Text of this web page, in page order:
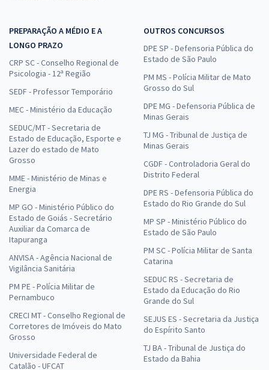
PREPARAÇÃO A MÉDIO E A
LONGO PRAZO
CRP SC - Conselho Regional de
Psicologia - 12ª Região
SEDF - Professor Temporário
MEC - Ministério da Educação
SEDUC/MT - Secretaria de
Estado de Educação, Esporte e
Lazer do estado de Mato
Grosso
MME - Ministério de Minas e
Energia
MP GO - Ministério Público do
Estado de Goiás - Secretário
Auxiliar da Comarca de
Itapuranga
ANVISA - Agência Nacional de
Vigilância Sanitária
PM PE - Polícia Militar de
Pernambuco
CRECI MT - Conselho Regional de
Corretores de Imóveis do Mato
Grosso
Universidade Federal de
Catalão - UFCAT
OUTROS CONCURSOS
DPE SP - Defensoria Pública do
Estado de São Paulo
PM MS - Polícia Militar de Mato
Grosso do Sul
DPE MG - Defensoria Pública de
Minas Gerais
TJ MG - Tribunal de Justiça de
Minas Gerais
CGDF - Controladoria Geral do
Distrito Federal
DPE RS - Defensoria Pública do
Estado do Rio Grande do Sul
MP SP - Ministério Público do
Estado de São Paulo
PM SC - Polícia Militar de Santa
Catarina
SEDUC RS - Secretaria de
Estado da Educação do Rio
Grande do Sul
SEJUS ES - Secretaria da Justiça
do Espírito Santo
TJ BA - Tribunal de Justiça do
Estado da Bahia